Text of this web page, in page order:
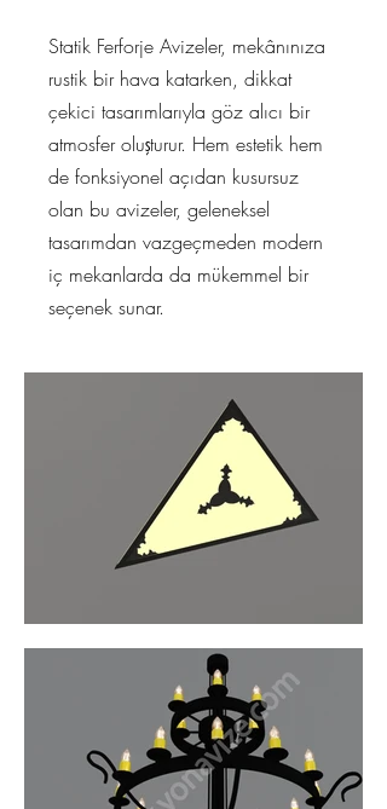
Statik Ferforje Avizeler, mekânınıza
rustik bir hava katarken, dikkat
çekici tasarımlarıyla göz alıcı bir
atmosfer oluşturur. Hem estetik hem
de fonksiyonel açıdan kusursuz
olan bu avizeler, geleneksel
tasarımdan vazgeçmeden modern
iç mekanlarda da mükemmel bir
seçenek sunar.